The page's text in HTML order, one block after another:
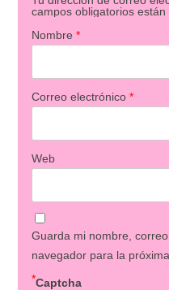
campos obligatorios
Nombre *
Correo electrónico *
Web
Guarda mi nombre,
navegador para la
Captcha
*